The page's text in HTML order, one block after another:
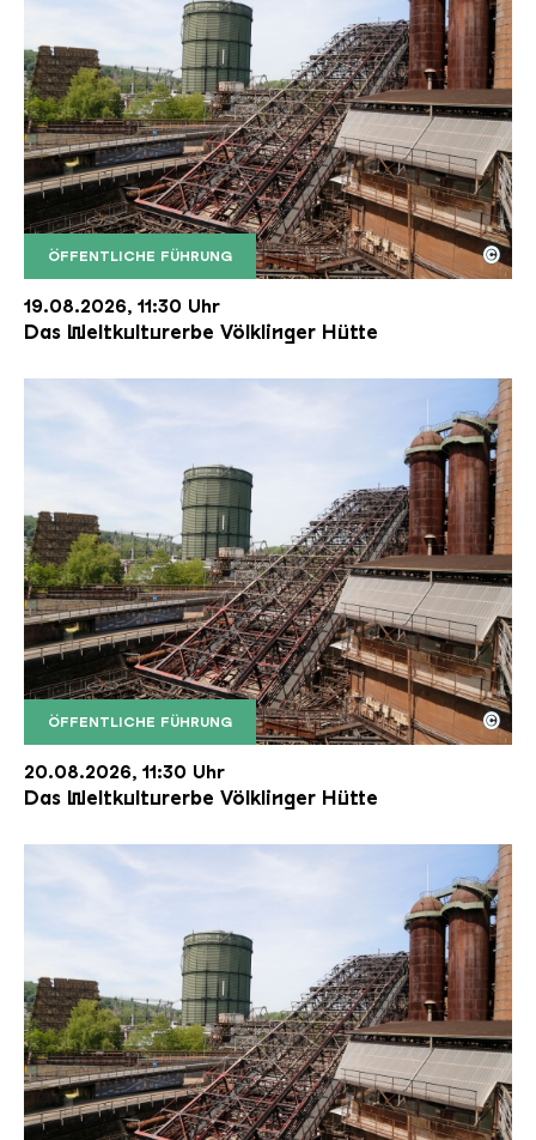
ÖFFENTLICHE FÜHRUNG
Der Erzschrägaufzug der Völklinger Hütte mit
Copyright: Weltkulturerbe Völklinger Hütte | Karl
©
19.08.2026, 11:30 Uhr
Das Weltkulturerbe Völklinger Hütte
ÖFFENTLICHE FÜHRUNG
Der Erzschrägaufzug der Völklinger Hütte mit
Copyright: Weltkulturerbe Völklinger Hütte | Karl
©
20.08.2026, 11:30 Uhr
Das Weltkulturerbe Völklinger Hütte